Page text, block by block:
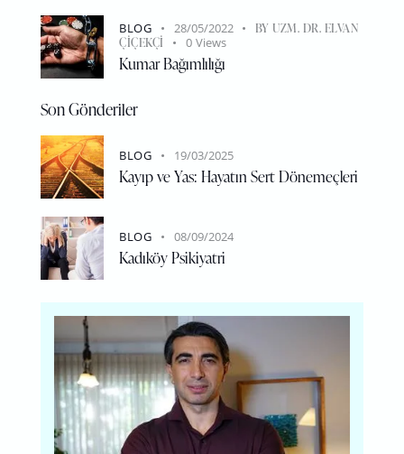
BLOG 28/05/2022 BY UZM. DR. ELVAN
ÇIÇEKÇI
0 Views
Kumar Bağımlılığı
Son Gönderiler
BLOG 19/03/2025
Kayıp ve Yas: Hayatın Sert Dönemeçleri
BLOG 08/09/2024
Kadıköy Psikiyatri